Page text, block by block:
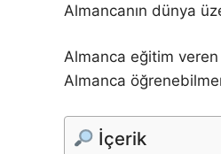
Almancanın dünya
Almanca eğitim
Almanca
İçerik